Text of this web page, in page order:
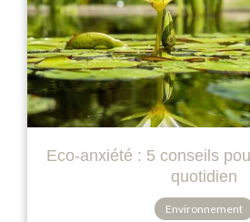
Eco-anxiété : 5 conseils
quotidien
Environnement